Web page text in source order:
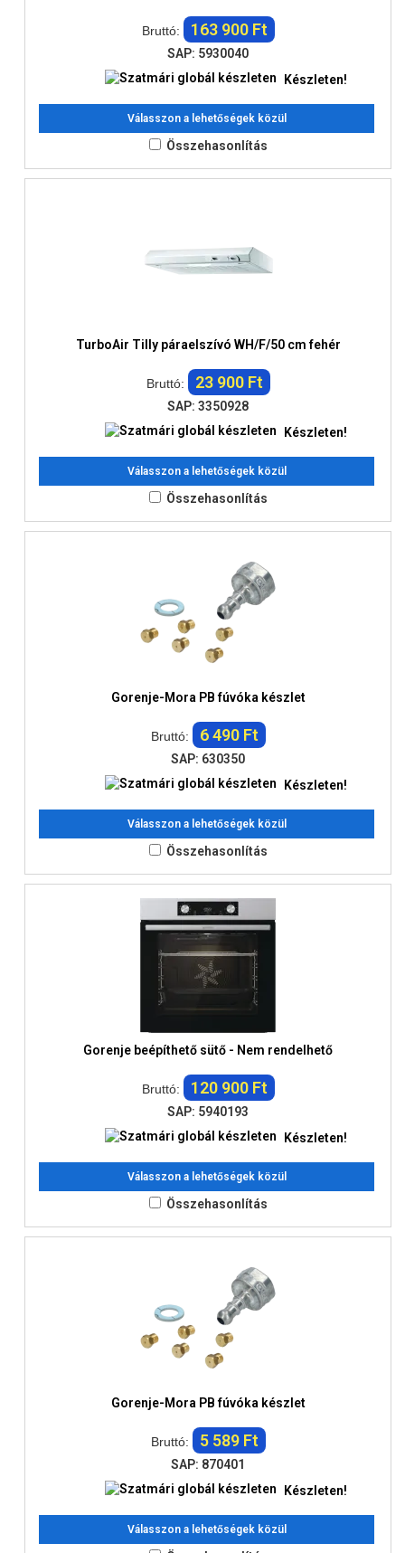
Bruttó: 163 900 Ft
SAP: 5930040
Készleten!
Válasszon a lehetőségek közül
Összehasonlítás
TurboAir Tilly páraelszívó WH/F/50 cm fehér
Bruttó: 23 900 Ft
SAP: 3350928
Készleten!
Válasszon a lehetőségek közül
Összehasonlítás
Gorenje-Mora PB fúvóka készlet
Bruttó: 6 490 Ft
SAP: 630350
Készleten!
Válasszon a lehetőségek közül
Összehasonlítás
Gorenje beépíthető sütő - Nem rendelhető
Bruttó: 120 900 Ft
SAP: 5940193
Készleten!
Válasszon a lehetőségek közül
Összehasonlítás
Gorenje-Mora PB fúvóka készlet
Bruttó: 5 589 Ft
SAP: 870401
Készleten!
Válasszon a lehetőségek közül